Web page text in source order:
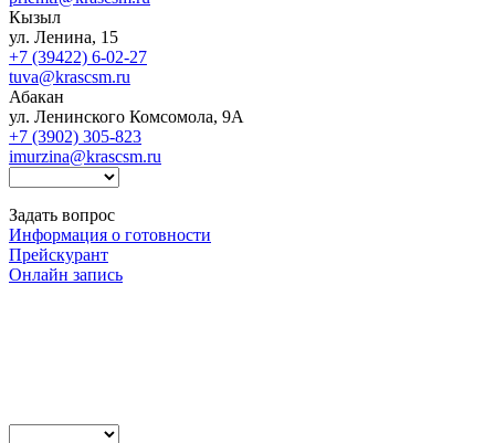
Кызыл
ул. Ленина, 15
+7 (39422) 6-02-27
tuva@krascsm.ru
Абакан
ул. Ленинского Комсомола, 9А
+7 (3902) 305-823
imurzina@krascsm.ru
Задать вопрос
Информация о готовности
Прейскурант
Онлайн запись